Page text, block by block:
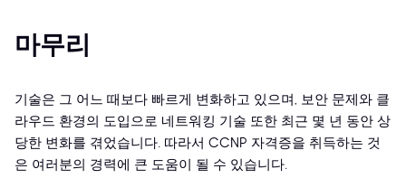
마무리
기술은 그 어느 때보다 빠르게 변화하고 있으며, 보안 문제와 클
라우드 환경의 도입으로 네트워킹 기술 또한 최근 몇 년 동안 상
당한 변화를 겪었습니다. 따라서 CCNP 자격증을 취득하는 것
은 여러분의 경력에 큰 도움이 될 수 있습니다.